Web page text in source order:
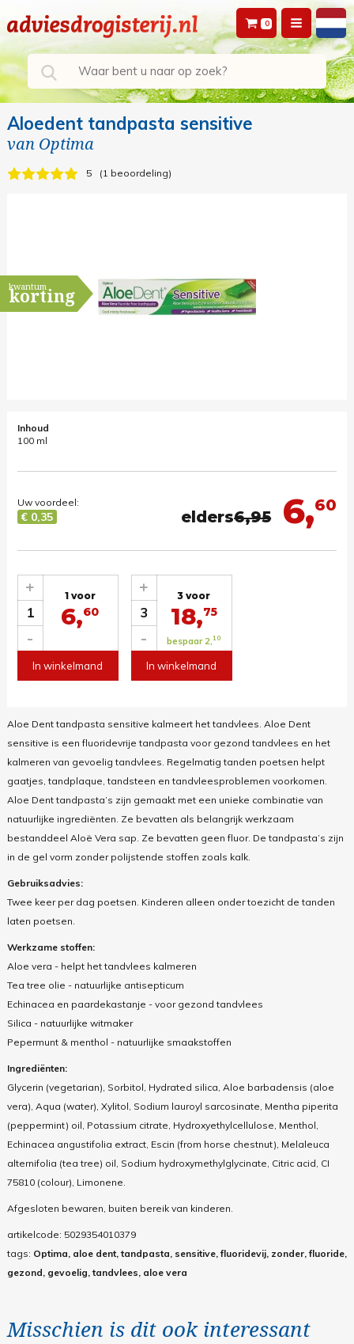
0
Aloedent tandpasta sensitive
van Optima
5 1 beoordeling
kwantum
korting
Inhoud
100 ml
6,60
elders6,95
Uw voordeel:
€ 0,35
1
-
+ 1 voor
6,60
In winkelmand
3
-
+ 3 voor
18,75
bespaar 2,10
In winkelmand
Aloe Dent tandpasta sensitive kalmeert het tandvlees. Aloe Dent
sensitive is een fluoridevrije tandpasta voor gezond tandvlees en het
kalmeren van gevoelig tandvlees. Regelmatig tanden poetsen helpt
gaatjes, tandplaque, tandsteen en tandvleesproblemen voorkomen.
Aloe Dent tandpasta’s zijn gemaakt met een unieke combinatie van
natuurlijke ingrediënten. Ze bevatten als belangrijk werkzaam
bestanddeel Aloë Vera sap. Ze bevatten geen fluor. De tandpasta’s zijn
in de gel vorm zonder polijstende stoffen zoals kalk.
Gebruiksadvies:
Twee keer per dag poetsen. Kinderen alleen onder toezicht de tanden
laten poetsen.
Werkzame stoffen:
Aloe vera - helpt het tandvlees kalmeren
Tea tree olie - natuurlijke antisepticum
Echinacea en paardekastanje - voor gezond tandvlees
Silica - natuurlijke witmaker
Pepermunt & menthol - natuurlijke smaakstoffen
Ingrediënten:
Glycerin (vegetarian), Sorbitol, Hydrated silica, Aloe barbadensis (aloe
vera), Aqua (water), Xylitol, Sodium lauroyl sarcosinate, Mentha piperita
(peppermint) oil, Potassium citrate, Hydroxyethylcellulose, Menthol,
Echinacea angustifolia extract, Escin (from horse chestnut), Melaleuca
alternifolia (tea tree) oil, Sodium hydroxymethylglycinate, Citric acid, CI
75810 (colour), Limonene.
Afgesloten bewaren, buiten bereik van kinderen.
artikelcode: 5029354010379
tags: Optima, aloe dent, tandpasta, sensitive, fluoridevij, zonder, fluoride,
gezond, gevoelig, tandvlees, aloe vera
Misschien is dit ook interessant